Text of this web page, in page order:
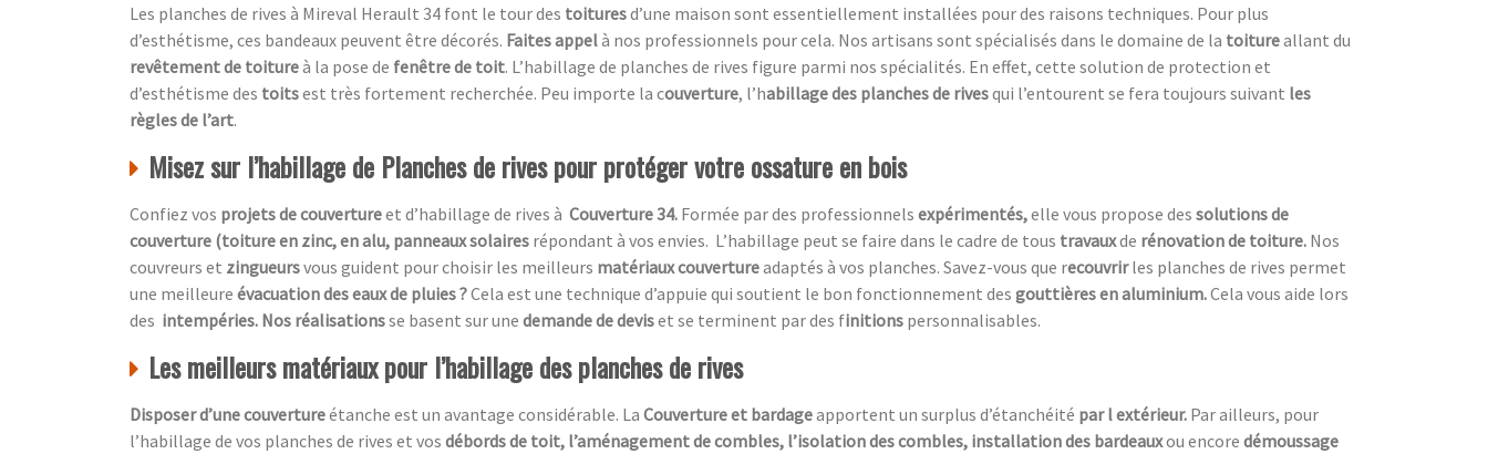
Les planches de rives à Mireval Herault 34 font le tour des toituresd’une maison sont essentiellement installées pour des raisons techniques. Pour plus
d’esthétisme, ces bandeaux peuvent être décorés. Faites appelà nos professionnels pour cela. Nos artisans sont spécialisés dans le domaine de la toitureallant du
revêtement de toitureà la pose de fenêtre de toit. L’habillage de planches de rives figure parmi nos spécialités. En effet, cette solution de protection et
d’esthétisme des toitsest très fortement recherchée. Peu importe la couverture, l’habillage des planches de rivesqui l’entourent se fera toujours suivant les
règles de l’art.
Misez sur l’habillage de Planches de rives pour protéger votre ossature en bois
Confiez vos projets de couvertureet d’habillage de rives à Couverture 34. Formée par des professionnels expérimentés,elle vous propose des solutions de
couverture (toiture en zinc, en alu, panneaux solaires répondant à vos envies. L’habillage peut se faire dans le cadre de tous travauxde rénovation de toiture. Nos
couvreurs et zingueursvous guident pour choisir les meilleurs matériaux couvertureadaptés à vos planches. Savez-vous que recouvrirles planches de rives permet
une meilleure évacuation des eaux de pluies ?Cela est une technique d’appuie qui soutient le bon fonctionnement des gouttières en aluminium.Cela vous aide lors
des intempéries. Nos réalisationsse basent sur une demande de deviset se terminent par des finitions personnalisables.
Les meilleurs matériaux pour l’habillage des planches de rives
Disposer d’une couvertureétanche est un avantage considérable. La Couverture et bardageapportent un surplus d’étanchéité par l extérieur. Par ailleurs, pour
l’habillage de vos planches de rives et vos débords de toit, l’aménagement de combles, l’isolation des combles, installation des bardeauxou encore démoussage